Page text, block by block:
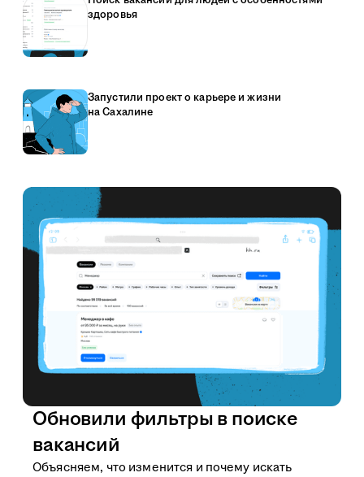
здоровья
Запустили проект о карьере и жизни
на Сахалине
Обновили фильтры в поиске
вакансий
Объясняем, что изменится и почему искать